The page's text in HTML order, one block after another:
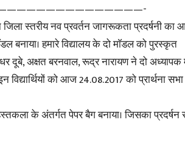
Hindi,
जिला स्तरीय नव प्रवर्तन जागरूकता प्रदर्षनी
बनाया। हमारे विद्यालय के दो माॅडल को पुरस्कृत
दूबे, अक्षत बरनवाल, रूद्र नारायण ने दो अध्यापक
को आज 24.08.2017 को प्रार्थना
के अंतर्गत पेपर बैग बनाया। जिसका प्रदर्षन